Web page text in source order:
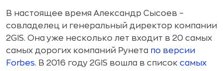
В настоящее время Александр Сысоев –
совладелец и генеральный директор компании
2GIS. Она уже несколько лет входит в 20 самых
самых дорогих компаний Рунета по версии
Forbes. В 2016 году 2GIS вошла в список самых